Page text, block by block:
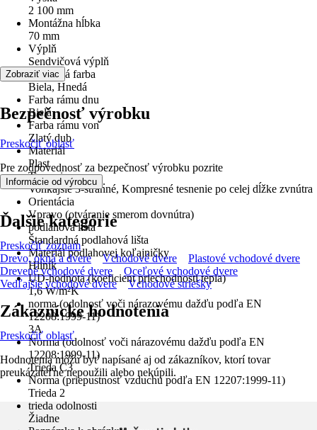
2 100 mm
Montážna hĺbka
70 mm
Výplň
Sendvičová výplň
Základná farba
Biela, Hnedá
Farba rámu dnu
Biela
Farba rámu von
Zlatý dub
Materiál
Plast
Tesnenie
Vonkajšie 3-stranné, Kompresné tesnenie po celej dĺžke zvnútra
Orientácia
Vpravo (otváranie smerom dovnútra)
podlahová lišta
Štandardná podlahová lišta
Materiál podlahovej koľajničky
Hliník
UD-hodnota (koeficient priechodnosti tepla)
1,6 W/m²K
norma (odolnosť voči nárazovému dažďu podľa EN
12208:1999-11)
3A
Norma (odolnosť voči nárazovému dažďu podľa EN
12208:1999-11)
Trieda C3
Norma (priepustnosť vzduchu podľa EN 12207:1999-11)
Trieda 2
trieda odolnosti
Žiadne
Zobraziť viac
Bezpečnosť výrobku
Preskočiť oblasť
Pre zodpovednosť za bezpečnosť výrobku pozrite
Informácie od výrobcu .
Ďalšie kategórie
Preskočiť zoznam
Drevo, okná a dvere
Vchodové dvere
Plastové vchodové dvere
Drevené vchodové dvere
Oceľové vchodové dvere
Vedľajšie vchodové dvere
Vchodové striešky
Zákaznícke hodnotenia
Preskočiť oblasť
Hodnotenia môžu byť napísané aj od zákazníkov, ktorí tovar
preukázateľne nepoužili alebo nekúpili.